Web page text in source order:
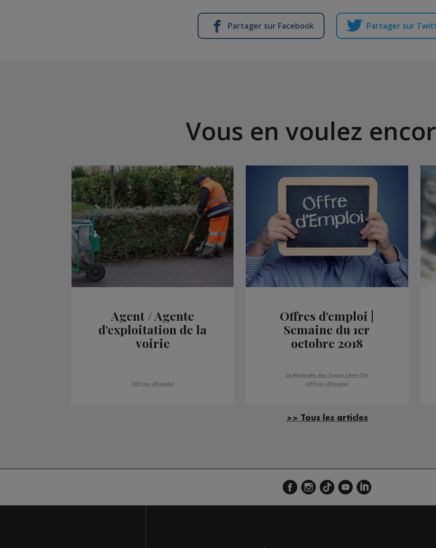
Partager sur Facebook Partager sur
Vous en voulez
Agent / Agente
d'exploitation de la
voirie
Offres d'Emploi
Offres d'emploi |
Semaine du 1er
octobre 2018
La Matinale des Super Lève-Tôt
Offres d'Emploi
>> Tous les articles